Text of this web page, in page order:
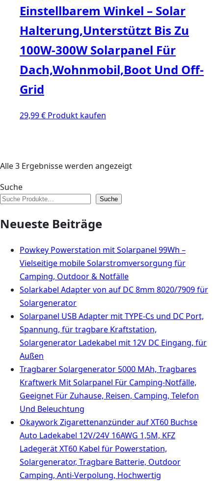
Einstellbarem Winkel – Solar
Halterung,Unterstützt Bis Zu
100W-300W Solarpanel Für
Dach,Wohnmobil,Boot Und Off-
Grid
29,99€ Produkt kaufen
Alle 3 Ergebnisse werden angezeigt
Suche
Suche
Neueste Beiträge
Powkey Powerstation mit Solarpanel 99Wh –
Vielseitige mobile Solarstromversorgung für
Camping, Outdoor & Notfälle
Solarkabel Adapter von auf DC 8mm 8020/7909 für
Solargenerator
Solarpanel USB Adapter mit TYPE-Cs und DC Port,
Spannung, für tragbare Kraftstation,
Solargenerator Ladekabel mit 12V DC Eingang, für
Außen
Tragbarer Solargenerator 5000 MAh, Tragbares
Kraftwerk Mit Solarpanel Für Camping-Notfälle,
Geeignet Für Zuhause, Reisen, Camping, Telefon
Und Beleuchtung
Okaywork Zigarettenanzünder auf XT60 Buchse
Auto Ladekabel 12V/24V 16AWG 1,5M, KFZ
Ladegerät XT60 Kabel für Powerstation,
Solargenerator, Tragbare Batterie, Outdoor
Camping, Anti-Verpolung, Hochwertig